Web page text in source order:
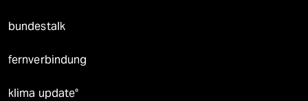
bundestalk
fernverbindung
klima update°